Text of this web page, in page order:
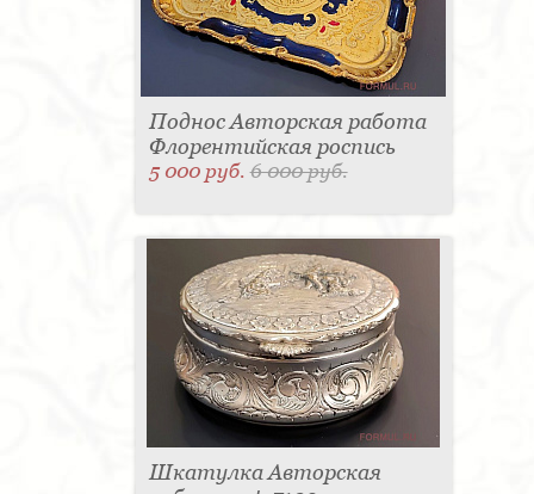
Поднос Авторская работа
Флорентийская роспись
5 000 руб.6 000 руб.
Шкатулка Авторская